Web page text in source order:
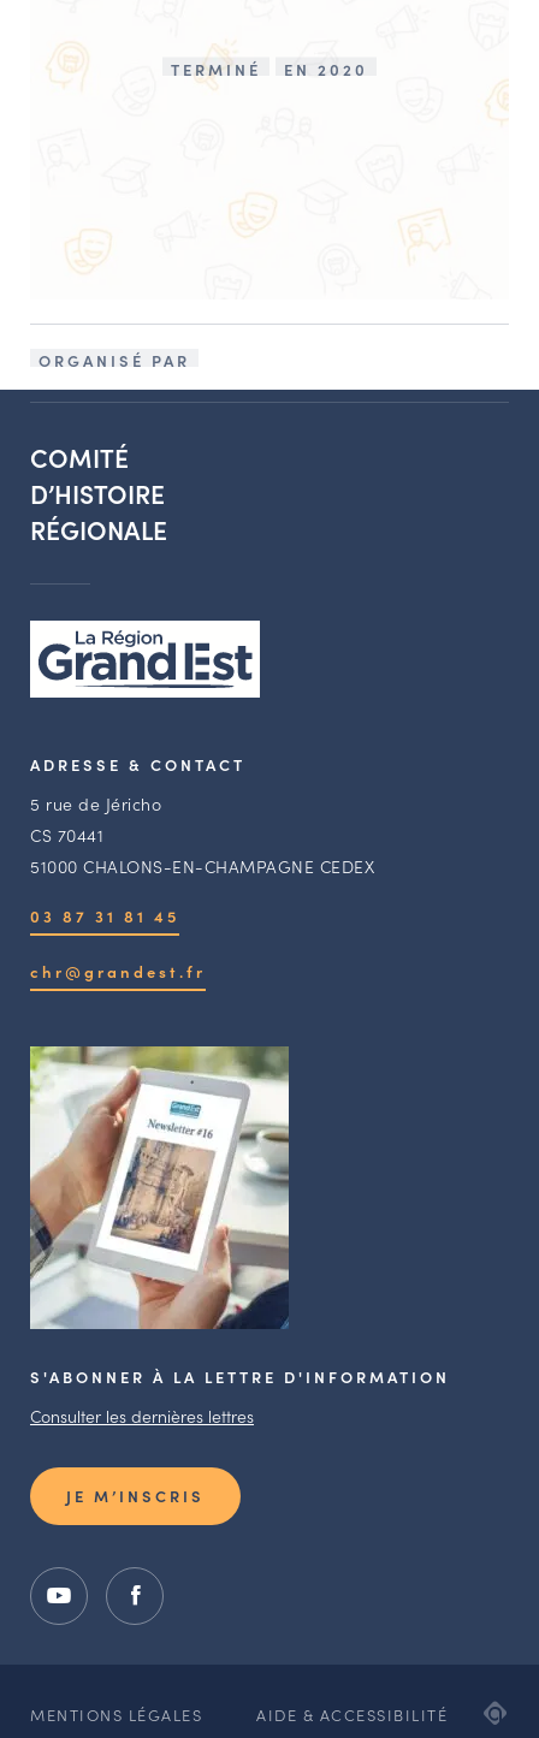
TERMINÉ EN 2020
ORGANISÉ PAR
COMITÉ
D’HISTOIRE
RÉGIONALE
ADRESSE & CONTACT
5 rue de Jéricho
CS 70441
51000 CHALONS-EN-CHAMPAGNE CEDEX
03 87 31 81 45
chr@grandest.fr
S'ABONNER À LA LETTRE D'INFORMATION
Consulter les dernières lettres
JE M’INSCRIS
MENTIONS LÉGALES AIDE & ACCESSIBILITÉ